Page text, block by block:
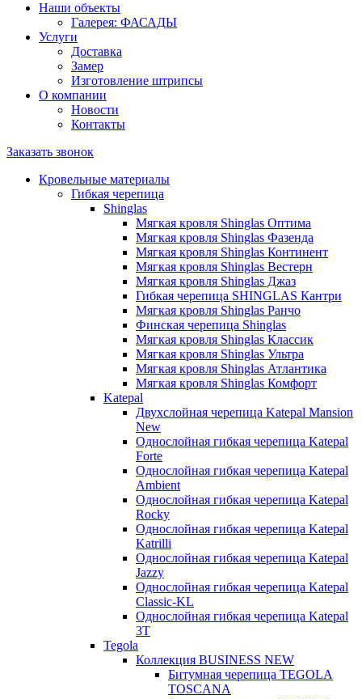
Наши объекты
Галерея: ФАСАДЫ
Услуги
Доставка
Замер
Изготовление штрипсы
О компании
Новости
Контакты
Заказать звонок
Кровельные материалы
Гибкая черепица
Shinglas
Мягкая кровля Shinglas Оптима
Мягкая кровля Shinglas Фазенда
Мягкая кровля Shinglas Континент
Мягкая кровля Shinglas Вестерн
Мягкая кровля Shinglas Джаз
Гибкая черепица SHINGLAS Кантри
Мягкая кровля Shinglas Ранчо
Финская черепица Shinglas
Мягкая кровля Shinglas Классик
Мягкая кровля Shinglas Ультра
Мягкая кровля Shinglas Атлантика
Мягкая кровля Shinglas Комфорт
Katepal
Двухслойная черепица Katepal Mansion
New
Однослойная гибкая черепица Katepal
Forte
Однослойная гибкая черепица Katepal
Ambient
Однослойная гибкая черепица Katepal
Rocky
Однослойная гибкая черепица Katepal
Katrilli
Однослойная гибкая черепица Katepal
Jazzy
Однослойная гибкая черепица Katepal
Classic-KL
Однослойная гибкая черепица Katepal
3T
Tegola
Коллекция BUSINESS NEW
Битумная черепица TEGOLA
TOSCANA